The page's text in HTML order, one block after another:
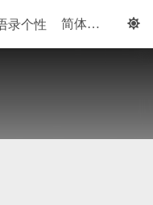
录个性